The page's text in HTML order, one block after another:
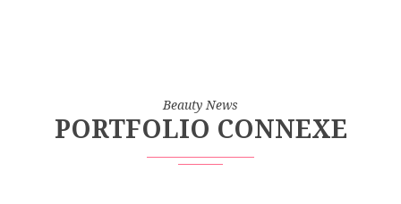
Beauty News
PORTFOLIO CONNEXE